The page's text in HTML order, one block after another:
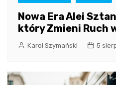
Nowa Era Alei
który Zmieni Ruch
Karol Szymański 5